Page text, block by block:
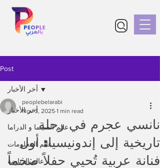
Post
أخر الأخبار
عالم السينما و الدراما
عالم المعلومات
عالم الرياضة
أخر الأخبار
نانسي عجرم في رحلة
تاريخية إلى إندونيسيا: أول
فنانة عربية تُحيي حفلاً ضخماً
peoplebelarabi
Nov 3, 2025 1 min read